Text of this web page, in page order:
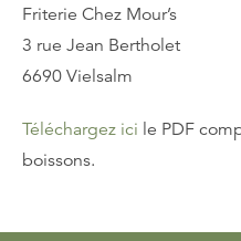
Friterie Chez Mour’s
3 rue Jean Bertholet
6690 Vielsalm
Téléchargez ici le PDF
boissons.